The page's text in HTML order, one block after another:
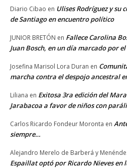
Diario Cibao en Ulises Rodríguez y su
de Santiago en encuentro político
JUNIOR BRETÓN en Fallece Carolina
Juan Bosch, en un día marcado por
Josefina Marisol Lora Duran en
marcha contra el despojo ancestral
Liliana en Exitosa 3ra edición del
Jarabacoa a favor de niños con
Carlos Ricardo Fondeur Moronta en
siempre…
Alejandro Merelo de Barberá y
Espaillat optó por Ricardo Nieves en